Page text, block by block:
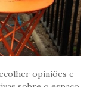
opiniões e